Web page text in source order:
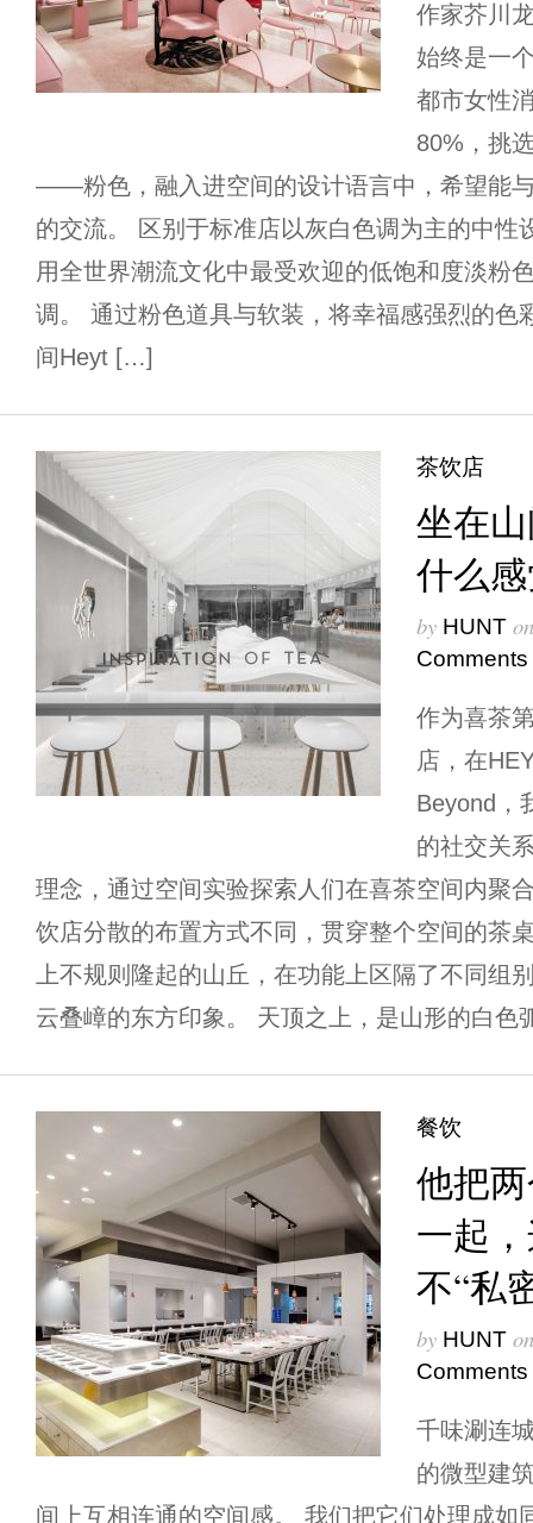
作家芥川
始终是一
都市女性
80%，挑
——粉色，融入进空间的设计语言中，希望能
的交流。 区别于标准店以灰白色调为主的中性
用全世界潮流文化中最受欢迎的低饱和度淡粉
调。 通过粉色道具与软装，将幸福感强烈的色
间Heyt […]
茶饮店
坐在
什么
by HUNT
Comments
作为喜茶
店，在
Beyond，
的社交关
理念，通过空间实验探索人们在喜茶空间内聚
饮店分散的布置方式不同，贯穿整个空间的茶
上不规则隆起的山丘，在功能上区隔了不同组
云叠嶂的东方印象。 天顶之上，是山形的白
餐饮
他把
一起
不“私
by HUNT
Comments
千味涮连
的微型建
间上互相连通的空间感。 我们把它们处理成如